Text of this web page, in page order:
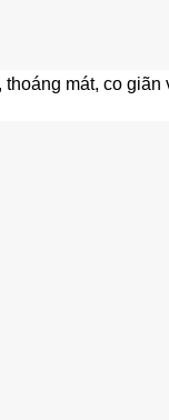
thoáng mát, co